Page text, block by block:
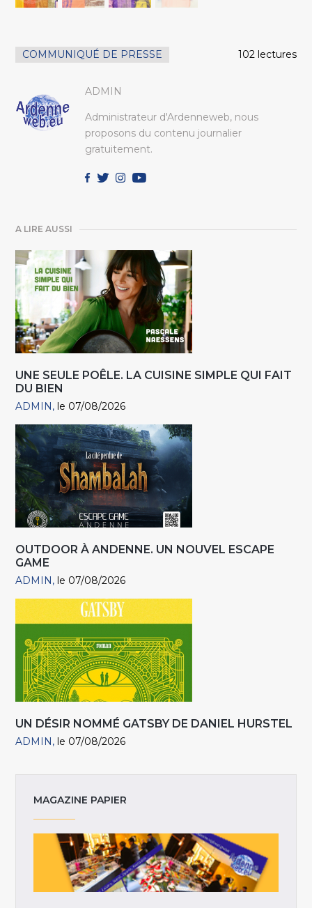
COMMUNIQUÉ DE PRESSE 102 lectures
ADMIN
Administrateur d'Ardenneweb, nous
proposons du contenu journalier
gratuitement.
A LIRE AUSSI
UNE SEULE POÊLE. LA CUISINE SIMPLE QUI FAIT
DU BIEN
ADMIN le 07/08/2026
OUTDOOR À ANDENNE. UN NOUVEL ESCAPE
GAME
ADMIN le 07/08/2026
UN DÉSIR NOMMÉ GATSBY DE DANIEL HURSTEL
ADMIN le 07/08/2026
MAGAZINE PAPIER